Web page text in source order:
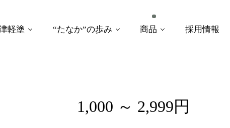
軽塗 “たなか”の歩み 商品 採用情報
1,000 ～ 2,999円